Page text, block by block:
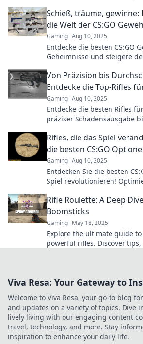
auf dich!
Schieß, träume, gewinne:
die Welt der CS:GO
Gaming Aug 10, 2025
Entdecke die besten CS:GO
Geheimnisse und steigere
Von Präzision bis
Entdecke die Top-Rifles
Gaming Aug 10, 2025
Entdecke die besten Rifles für
präziser Schadensausgabe
Rifles, die das Spiel
die besten CS:GO
Gaming Aug 10, 2025
Entdecken Sie die besten
Spiel revolutionieren!
Rifle Roulette: A Deep
Boomsticks
Gaming May 18, 2025
Explore the ultimate guide to
powerful rifles. Discover tips,
Viva Resa: Your Gateway to
Welcome to Viva Resa, your go-to blog
and updates on a variety of topics. Dive
lively living with our engaging content
travel, technology, and more. Stay
inspiration to enhance your daily life.